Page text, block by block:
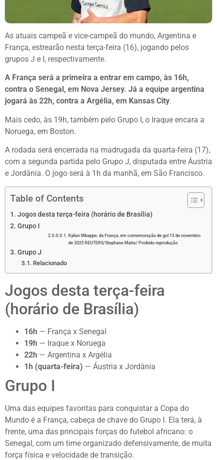
As atuais campeã e vice-campeã do mundo, Argentina e
França, estrearão nesta terça-feira (16), jogando pelos
grupos J e I, respectivamente.
A França será a primeira a entrar em campo, às 16h,
contra o Senegal, em Nova Jersey. Já a equipe argentina
jogará às 22h, contra a Argélia, em Kansas City.
Mais cedo, às 19h, também pelo Grupo I, o Iraque encara a
Noruega, em Boston.
A rodada será encerrada na madrugada da quarta-feira (17),
com a segunda partida pelo Grupo J, disputada entre Áustria
e Jordânia. O jogo será à 1h da manhã, em São Francisco.
Table of Contents
Jogos desta terça-feira (horário de Brasília)
Grupo I
Kylian Mbappe, da França, em comemoração de gol 13 de novembro
de 2025 REUTERS/Stephane Mahe/ Proibido reprodução
Grupo J
Relacionado
Jogos desta terça-feira
(horário de Brasília)
16h — França x Senegal
19h — Iraque x Noruega
22h — Argentina x Argélia
1h (quarta-feira) — Áustria x Jordânia
Grupo I
Uma das equipes favoritas para conquistar a Copa do
Mundo é a França, cabeça de chave do Grupo I. Ela terá, à
frente, uma das principais forças do futebol africano: o
Senegal, com um time organizado defensivamente, de muita
força física e velocidade de transição.